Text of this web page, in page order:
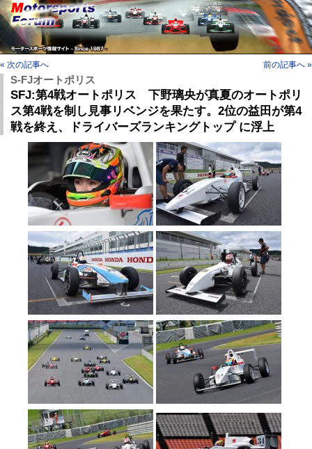
« 次の記事へ 前の記事へ »
S-FJオートポリス
SFJ:第4戦オートポリス 下野璃央が真夏のオートポリ
ス第4戦を制し見事リベンジを果たす。2位の益田が第4
戦を終え、ドライバーズランキングトップ に浮上